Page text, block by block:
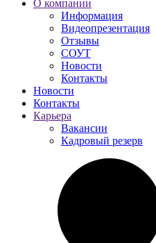
О компании
Информация
Видеопрезентация
Отзывы
СОУТ
Новости
Контакты
Новости
Контакты
Карьера
Вакансии
Кадровый резерв